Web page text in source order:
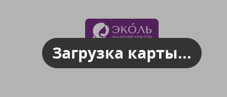
Загрузка карты...